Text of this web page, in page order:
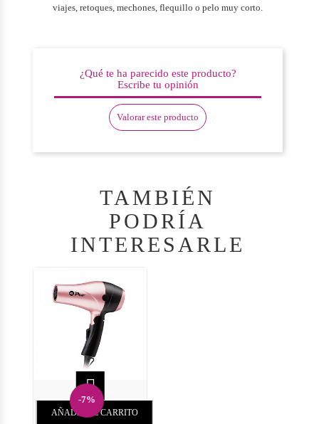
viajes, retoques, mechones, flequillo o pelo muy corto.
¿Qué te ha parecido este producto?
Escribe tu opinión
Valorar este producto
TAMBIÉN
PODRÍA
INTERESARLE
-7%

AÑADIR AL CARRITO